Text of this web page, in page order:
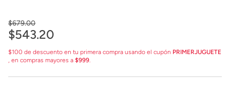
$679.00
$543.20
$100 de descuento en tu primera compra usando el cupón PRIMERJUGUETE
, en compras mayores a $999.